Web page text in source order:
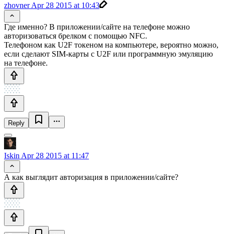
zhovnerApr 28 2015 at 10:43
Где именно? В приложении/сайте на телефоне можно
авторизоваться брелком с помощью NFC.
Телефоном как U2F токеном на компьютере, вероятно можно,
если сделают SIM-карты с U2F или программную эмуляцию
на телефоне.
Reply
Iskin Apr 28 2015 at 11:47
А как выглядит авторизация в приложении/сайте?